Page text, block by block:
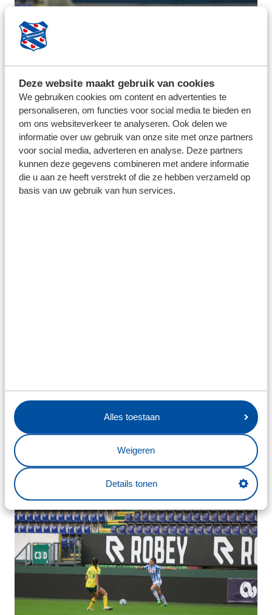
Deze website maakt gebruik van cookies
We gebruiken cookies om content en advertenties te
personaliseren, om functies voor social media te bieden en
om ons websiteverkeer te analyseren. Ook delen we
informatie over uw gebruik van onze site met onze partners
voor social media, adverteren en analyse. Deze partners
kunnen deze gegevens combineren met andere informatie
die u aan ze heeft verstrekt of die ze hebben verzameld op
basis van uw gebruik van hun services.
Alles toestaan
Weigeren
Details tonen